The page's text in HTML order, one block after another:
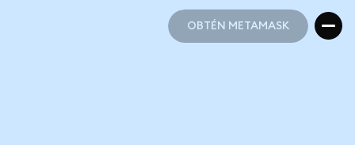
OBTÉN METAMASK